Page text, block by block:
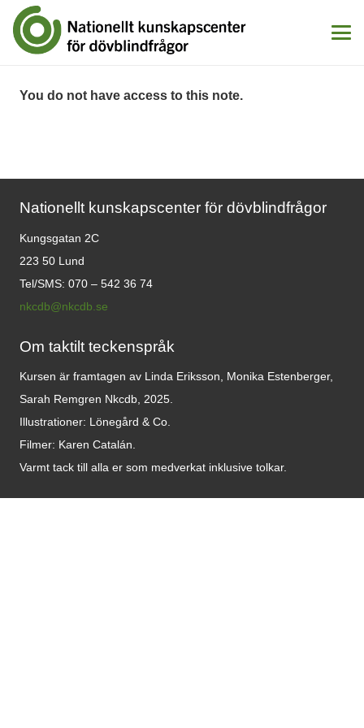
You do not have access to this note.
Nationellt kunskapscenter för dövblindfrågor
Kungsgatan 2C
223 50 Lund
Tel/SMS: 070 – 542 36 74
nkcdb@nkcdb.se
Om taktilt teckenspråk
Kursen är framtagen av Linda Eriksson, Monika Estenberger,
Sarah Remgren Nkcdb, 2025.
Illustrationer: Lönegård & Co.
Filmer: Karen Catalán.
Varmt tack till alla er som medverkat inklusive tolkar.